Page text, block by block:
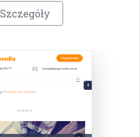
Szczegóły